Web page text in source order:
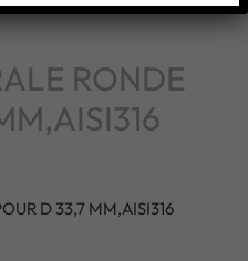
RONDE
D 33,7 MM,AISI316